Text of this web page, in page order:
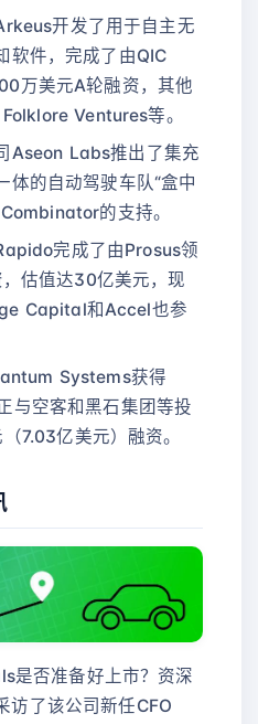
开发了用于自主无
软件，完成了由QIC
万美元A轮融资，其他
Ventures等。
Aseon Labs推出了集充
体的自动驾驶车队“盒中
的支持。
完成了由Prosus领
估值达30亿美元，现
Capital和Accel也参
Systems获得
与空客和黑石集团等投
7.03亿美元）融资。
是否准备好上市？资深
访了该公司新任CFO